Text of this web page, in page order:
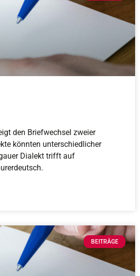
den Briefwechsel zweier
könnten unterschiedlicher
Dialekt trifft auf
BEITRÄGE